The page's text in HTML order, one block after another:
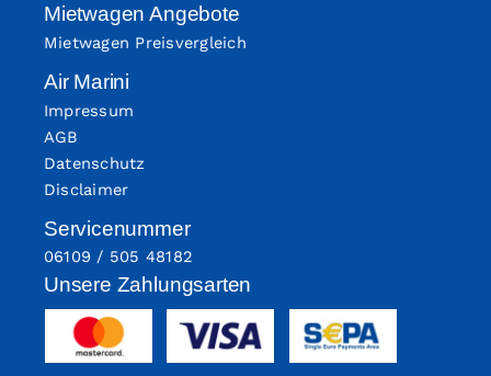
Mietwagen Angebote
Mietwagen Preisvergleich
Air Marini
Impressum
AGB
Datenschutz
Disclaimer
Servicenummer
06109 / 505 48182
Unsere Zahlungsarten